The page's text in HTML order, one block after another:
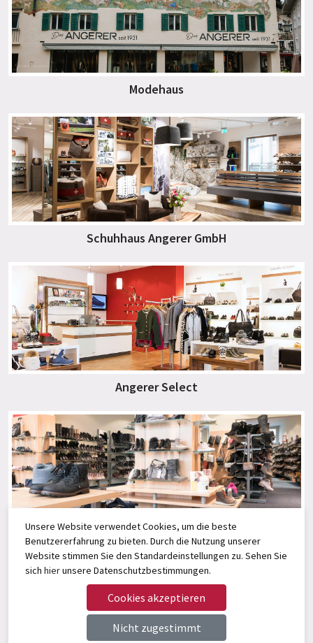
Modehaus
Schuhhaus Angerer GmbH
Angerer Select
Der Schuh Laden
Unsere Website verwendet Cookies, um die beste
Benutzererfahrung zu bieten. Durch die Nutzung unserer
Website stimmen Sie den Standardeinstellungen zu. Sehen Sie
sich hierunsere Datenschutzbestimmungen.